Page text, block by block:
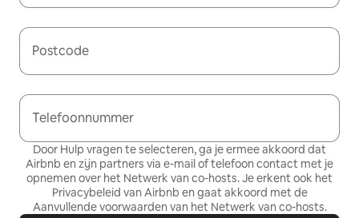
Postcode
Telefoonnummer
Door Hulp vragen te selecteren, ga je ermee akkoord dat
Airbnb en zijn partners via e-mail of telefoon contact met je
opnemen over het Netwerk van co‑hosts. Je erkent ook het
Privacybeleid van Airbnb en gaat akkoord met de
Aanvullende voorwaarden van het Netwerk van co-hosts.